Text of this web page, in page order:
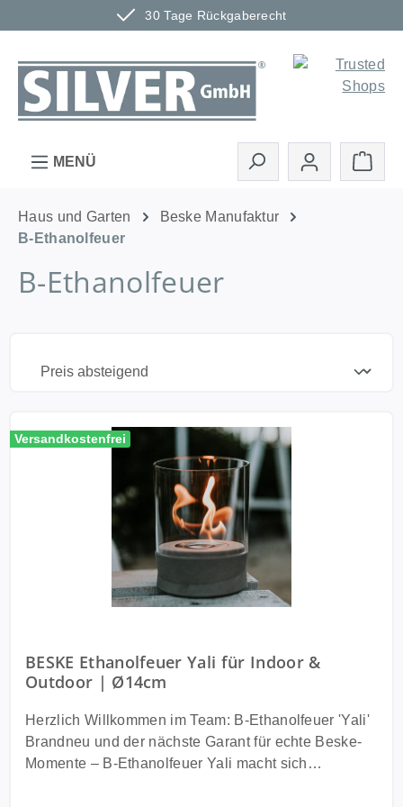
30 Tage Rückgaberecht
Zum Hauptinhalt springen
MENÜ
Haus und Garten
Beske Manufaktur
B-Ethanolfeuer
B-Ethanolfeuer
Versandkostenfrei
BESKE Ethanolfeuer Yali für Indoor &
Outdoor | Ø14cm
Herzlich Willkommen im Team: B-Ethanolfeuer 'Yali'
Brandneu und der nächste Garant für echte Beske-
Momente – B-Ethanolfeuer Yali macht sich